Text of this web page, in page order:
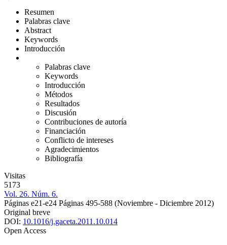
Resumen
Palabras clave
Abstract
Keywords
Introducción
Palabras clave
Keywords
Introducción
Métodos
Resultados
Discusión
Contribuciones de autoría
Financiación
Conflicto de intereses
Agradecimientos
Bibliografía
Visitas
5173
Vol. 26. Núm. 6.
Páginas e21-e24 Páginas 495-588 (Noviembre - Diciembre 2012)
Original breve
DOI: 10.1016/j.gaceta.2011.10.014
Open Access